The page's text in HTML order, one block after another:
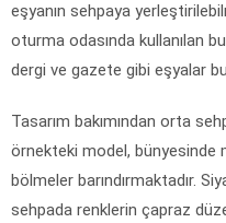
eşyanın sehpaya
oturma odasında kullanılan
dergi ve gazete gibi eşyalar
Tasarım bakımından orta
örnekteki model, bünyesinde
bölmeler barındırmaktadır.
sehpada renklerin çapraz